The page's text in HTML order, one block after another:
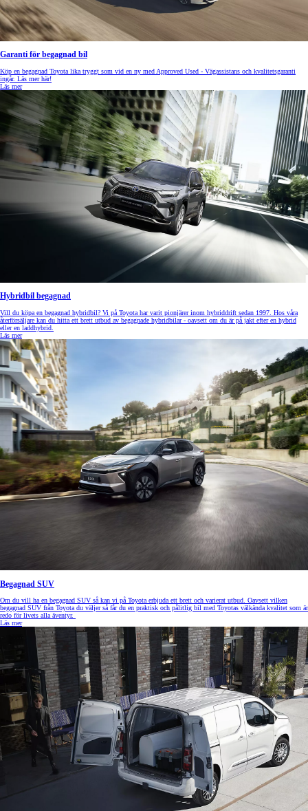
Garanti för begagnad bil
Köp en begagnad Toyota lika tryggt som vid en ny med Approved Used - Vägassistans och kvalitetsgaranti
ingår. Läs mer här!
Läs mer
Hybridbil begagnad
Vill du köpa en begagnad hybridbil? Vi på Toyota har varit pionjärer inom hybriddrift sedan 1997. Hos våra
återförsäljare kan du hitta ett brett utbud av begagnade hybridbilar - oavsett om du är på jakt efter en hybrid
eller en laddhybrid.
Läs mer
Begagnad SUV
Om du vill ha en begagnad SUV så kan vi på Toyota erbjuda ett brett och varierat utbud. Oavsett vilken
begagnad SUV från Toyota du väljer så får du en praktisk och pålitlig bil med Toyotas välkända kvalitet som är
redo för livets alla äventyr.
Läs mer